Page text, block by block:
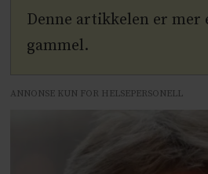
Denne artikkelen er mer
gammel.
ANNONSE KUN FOR HELSEPERSONELL